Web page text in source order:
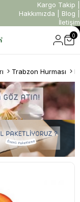
Kargo Takip
Hakkımızda
Blog
İletişim
0
Trabzon Hurması